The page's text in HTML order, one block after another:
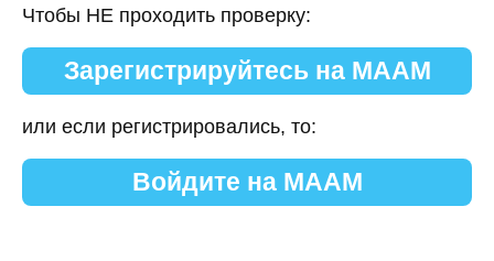
Чтобы НЕ проходить проверку:
Зарегистрируйтесь на МААМ
или если регистрировались, то:
Войдите на МААМ